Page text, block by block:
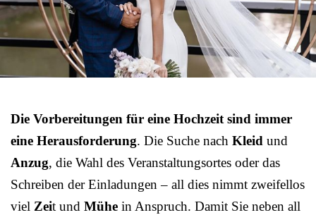
Die Vorbereitungen für eine Hochzeit sind immer
eine Herausforderung. Die Suche nach Kleid und
Anzug, die Wahl des Veranstaltungsortes oder das
Schreiben der Einladungen – all dies nimmt zweifellos
viel Zeit und Mühe in Anspruch. Damit Sie neben all